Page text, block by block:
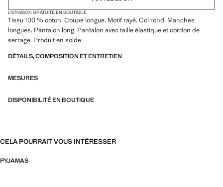
LIVRAISON GRATUITE EN BOUTIQUE
Tissu 100 % coton. Coupe longue. Motif rayé. Col rond. Manches
longues. Pantalon long. Pantalon avec taille élastique et cordon de
serrage. Produit en solde
DÉTAILS, COMPOSITION ET ENTRETIEN
MESURES
DISPONIBILITÉ EN BOUTIQUE
CELA POURRAIT VOUS INTÉRESSER
PYJAMAS